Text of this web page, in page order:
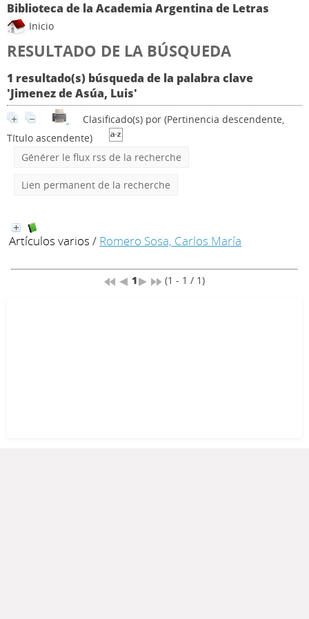
Biblioteca de la Academia Argentina de Letras
Inicio
RESULTADO DE LA BÚSQUEDA
1 resultado(s) búsqueda de la palabra clave
'Jimenez de Asúa, Luis'
Clasificado(s) por (Pertinencia descendente,
Título ascendente)
Générer le flux rss de la recherche
Lien permanent de la recherche
Artículos varios / Romero Sosa, Carlos María
1 (1 - 1 / 1)